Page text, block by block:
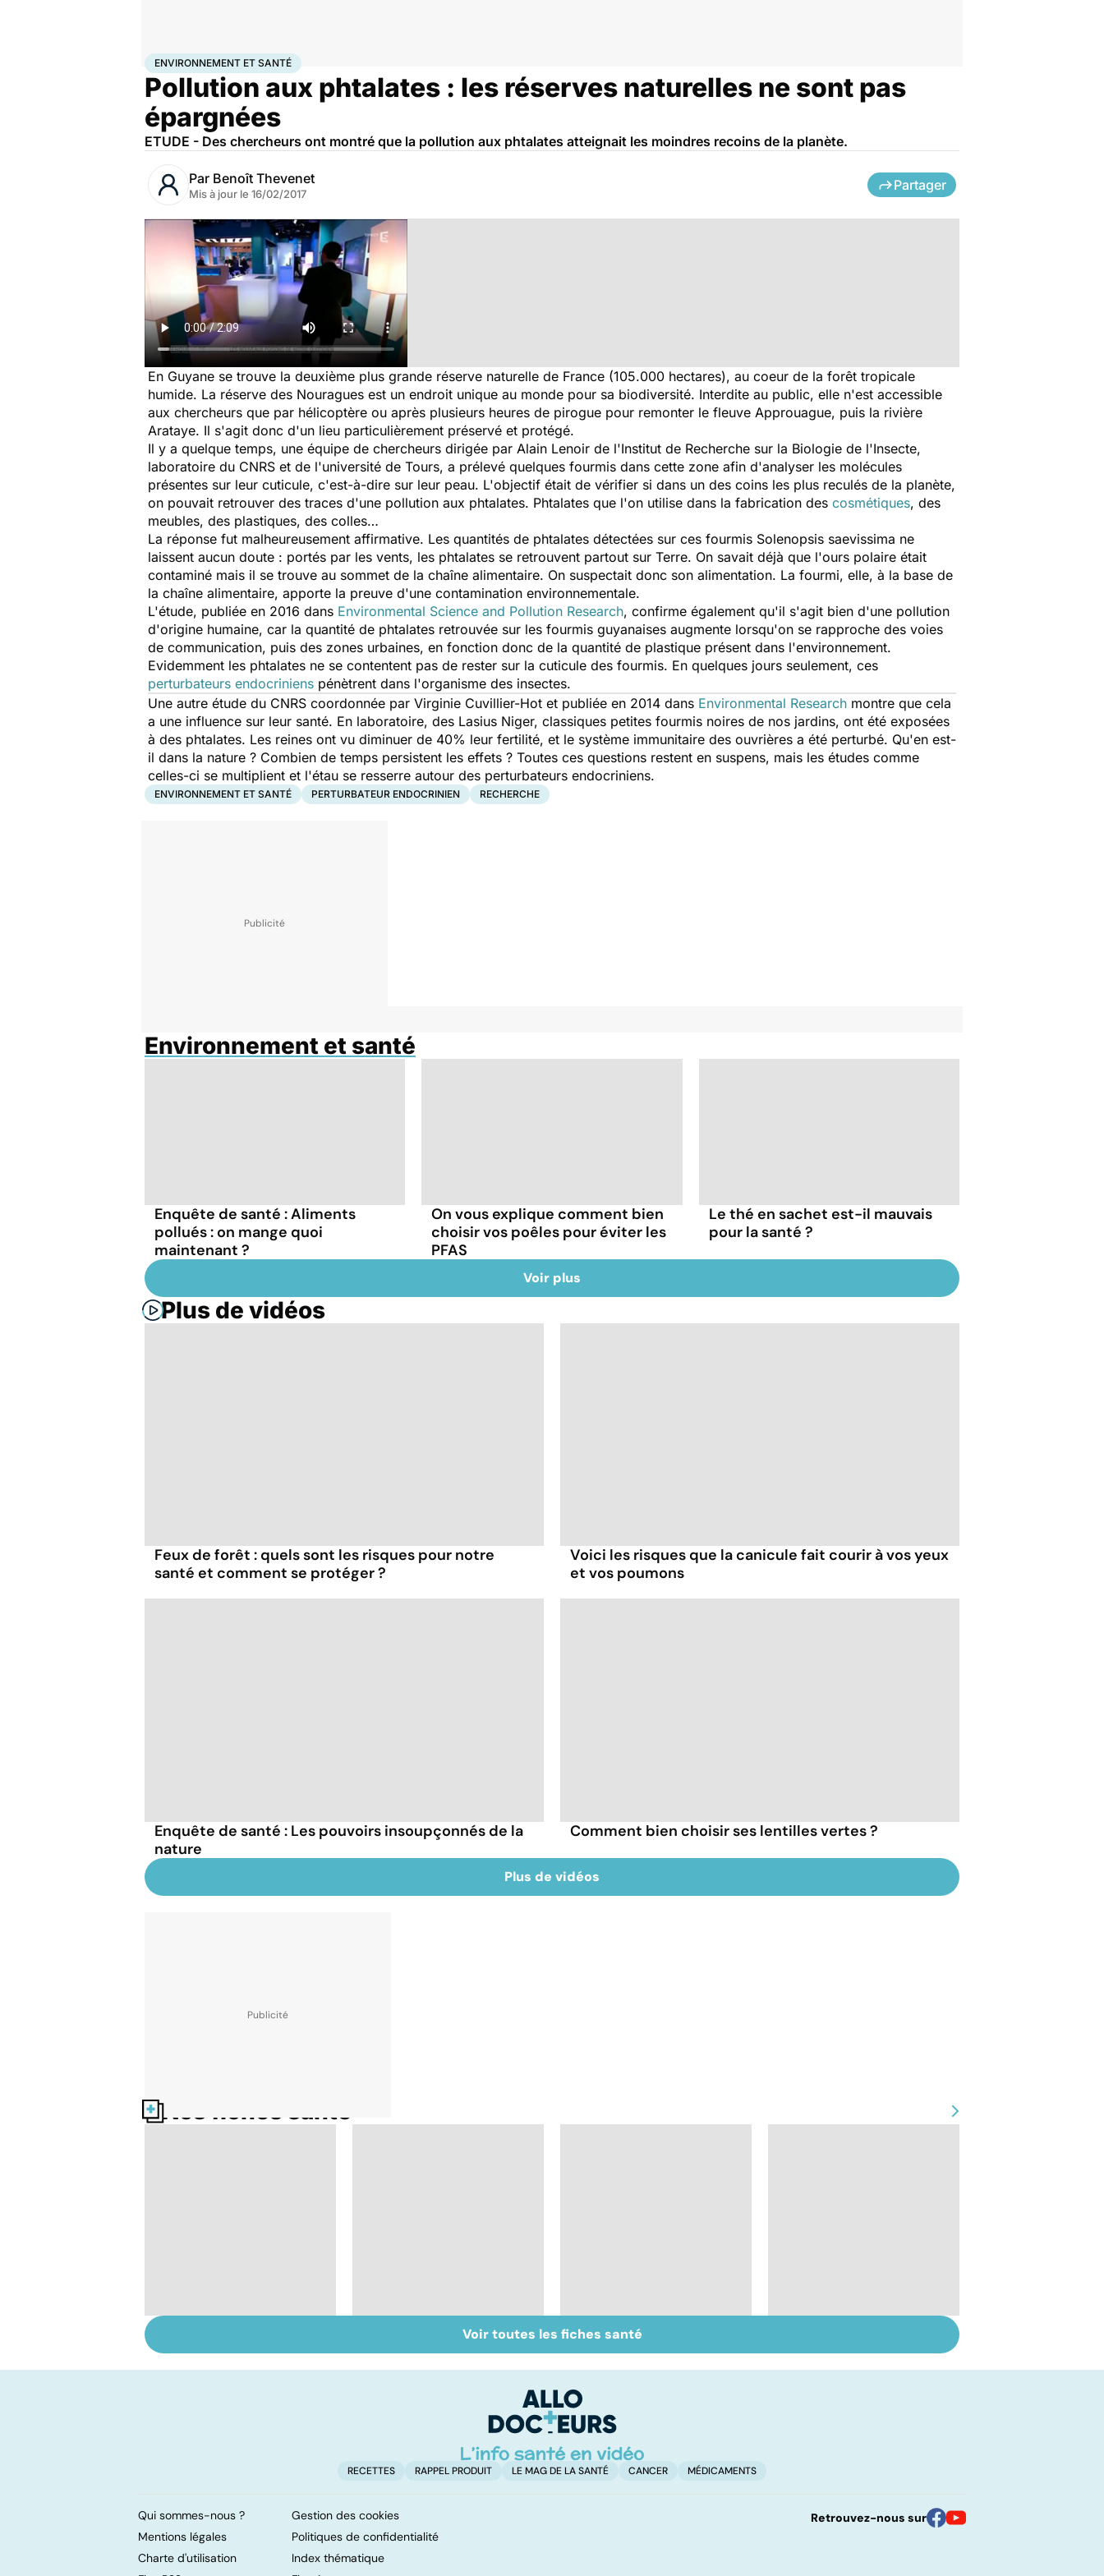
AccueilBien-êtreEnvironnement et santé
ENVIRONNEMENT ET SANTÉ
Pollution aux phtalates : les réserves naturelles ne sont pas
épargnées
ETUDE - Des chercheurs ont montré que la pollution aux phtalates atteignait les moindres recoins de la planète.
Par Benoît Thevenet
Mis à jour le 16/02/2017
Partager
En Guyane se trouve la deuxième plus grande réserve naturelle de France (105.000 hectares), au coeur de la forêt tropicale
humide. La réserve des Nouragues est un endroit unique au monde pour sa biodiversité. Interdite au public, elle n'est accessible
aux chercheurs que par hélicoptère ou après plusieurs heures de pirogue pour remonter le fleuve Approuague, puis la rivière
Arataye. Il s'agit donc d'un lieu particulièrement préservé et protégé.
Il y a quelque temps, une équipe de chercheurs dirigée par Alain Lenoir de l'Institut de Recherche sur la Biologie de l'Insecte,
laboratoire du CNRS et de l'université de Tours, a prélevé quelques fourmis dans cette zone afin d'analyser les molécules
présentes sur leur cuticule, c'est-à-dire sur leur peau. L'objectif était de vérifier si dans un des coins les plus reculés de la planète,
on pouvait retrouver des traces d'une pollution aux phtalates. Phtalates que l'on utilise dans la fabrication des cosmétiques, des
meubles, des plastiques, des colles…
La réponse fut malheureusement affirmative. Les quantités de phtalates détectées sur ces fourmis Solenopsis saevissima ne
laissent aucun doute : portés par les vents, les phtalates se retrouvent partout sur Terre. On savait déjà que l'ours polaire était
contaminé mais il se trouve au sommet de la chaîne alimentaire. On suspectait donc son alimentation. La fourmi, elle, à la base de
la chaîne alimentaire, apporte la preuve d'une contamination environnementale.
L'étude, publiée en 2016 dans Environmental Science and Pollution Research, confirme également qu'il s'agit bien d'une pollution
d'origine humaine, car la quantité de phtalates retrouvée sur les fourmis guyanaises augmente lorsqu'on se rapproche des voies
de communication, puis des zones urbaines, en fonction donc de la quantité de plastique présent dans l'environnement.
Evidemment les phtalates ne se contentent pas de rester sur la cuticule des fourmis. En quelques jours seulement, ces
perturbateurs endocriniens pénètrent dans l'organisme des insectes.
Une autre étude du CNRS coordonnée par Virginie Cuvillier-Hot et publiée en 2014 dans Environmental Research montre que cela
a une influence sur leur santé. En laboratoire, des Lasius Niger, classiques petites fourmis noires de nos jardins, ont été exposées
à des phtalates. Les reines ont vu diminuer de 40% leur fertilité, et le système immunitaire des ouvrières a été perturbé. Qu'en est-
il dans la nature ? Combien de temps persistent les effets ? Toutes ces questions restent en suspens, mais les études comme
celles-ci se multiplient et l'étau se resserre autour des perturbateurs endocriniens.
ENVIRONNEMENT ET SANTÉ PERTURBATEUR ENDOCRINIEN RECHERCHE
Environnement et santé
Enquête de santé : Aliments
pollués : on mange quoi
maintenant ?
On vous explique comment bien
choisir vos poêles pour éviter les
PFAS
Le thé en sachet est-il mauvais
pour la santé ?
Voir plus
Plus de vidéos
Feux de forêt : quels sont les risques pour notre
santé et comment se protéger ?
Voici les risques que la canicule fait courir à vos yeux
et vos poumons
Enquête de santé : Les pouvoirs insoupçonnés de la
nature
Comment bien choisir ses lentilles vertes ?
Plus de vidéos
Nos fiches santé
cerveau
Staphylocoque doré :
une bactérie sous
Grand froid : nos
conseils
endocriniens : une
Voir toutes les fiches santé
RECETTES RAPPEL PRODUIT LE MAG DE LA SANTÉ CANCER MÉDICAMENTS
Qui sommes-nous ?
Gestion des cookies
Mentions légales
Politiques de confidentialité
Charte d'utilisation
Index thématique
Retrouvez-nous sur